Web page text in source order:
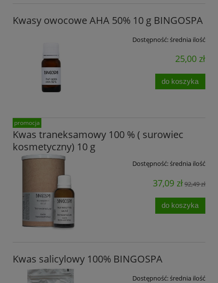
Kwasy owocowe AHA 50% 10 g BINGOSPA
Dostępność:średnia ilość
25,00 zł
do koszyka
Kwas traneksamowy 100 % ( surowiec
kosmetyczny) 10 g
Dostępność:średnia ilość
37,09 zł92,49 zł
do koszyka
promocja
Kwas salicylowy 100% BINGOSPA
Dostępność:średnia ilość